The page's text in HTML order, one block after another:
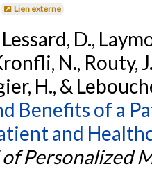
Lien externe
D.,
N., Routy,
H., &
Benefits of a
and
Personalized